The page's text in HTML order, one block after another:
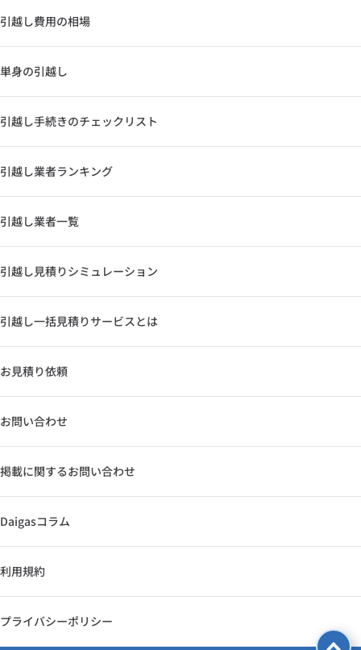
引越し費用の相場
単身の引越し
引越し手続きのチェックリスト
引越し業者ランキング
引越し業者一覧
引越し見積りシミュレーション
引越し一括見積りサービスとは
お見積り依頼
お問い合わせ
掲載に関するお問い合わせ
Daigasコラム
利用規約
プライバシーポリシー